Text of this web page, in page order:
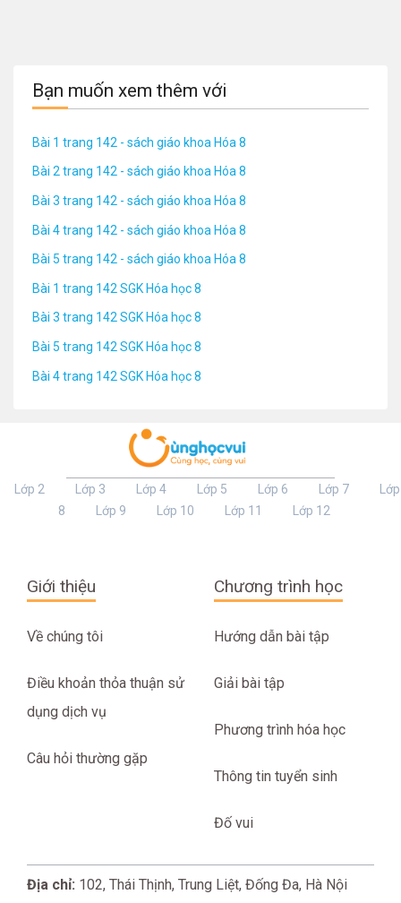
Bạn muốn xem thêm với
Bài 1 trang 142 - sách giáo khoa Hóa 8
Bài 2 trang 142 - sách giáo khoa Hóa 8
Bài 3 trang 142 - sách giáo khoa Hóa 8
Bài 4 trang 142 - sách giáo khoa Hóa 8
Bài 5 trang 142 - sách giáo khoa Hóa 8
Bài 1 trang 142 SGK Hóa học 8
Bài 3 trang 142 SGK Hóa học 8
Bài 5 trang 142 SGK Hóa học 8
Bài 4 trang 142 SGK Hóa học 8
Lớp 2 Lớp 3 Lớp 4 Lớp 5 Lớp 6 Lớp 7
Lớp
8
Lớp 9 Lớp 10 Lớp 11 Lớp 12
Giới thiệu
Về chúng tôi
Điều khoản thỏa thuận sử
dụng dịch vụ
Câu hỏi thường gặp
Chương trình học
Hướng dẫn bài tập
Giải bài tập
Phương trình hóa học
Thông tin tuyển sinh
Đố vui
Địa chỉ: 102, Thái Thịnh, Trung Liệt, Đống Đa, Hà Nội